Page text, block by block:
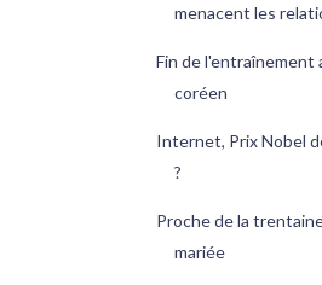
menacent les
Fin de l'entraînement
coréen
Internet, Prix Nobel
?
Proche de la
mariée